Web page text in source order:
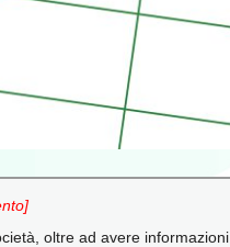
oltre ad avere informazioni